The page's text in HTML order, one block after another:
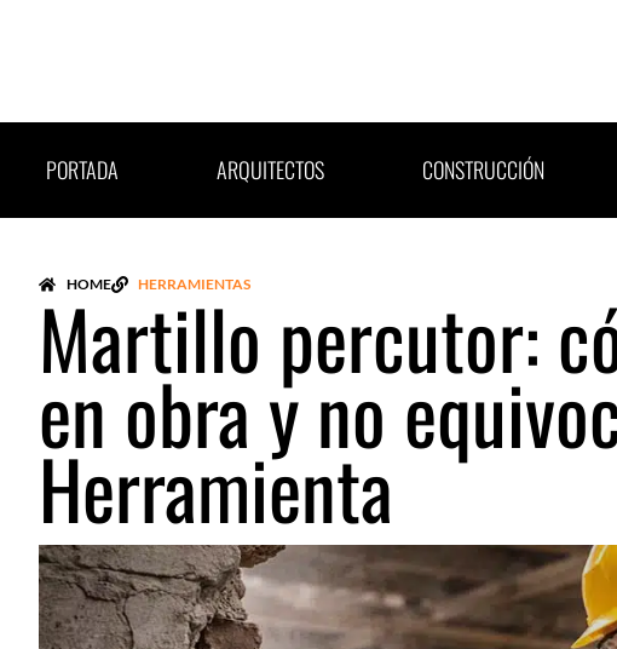
PORTADA ARQUITECTOS CONSTRUCCIÓN
HOME HERRAMIENTAS
Martillo percutor:
en obra y no
Herramienta